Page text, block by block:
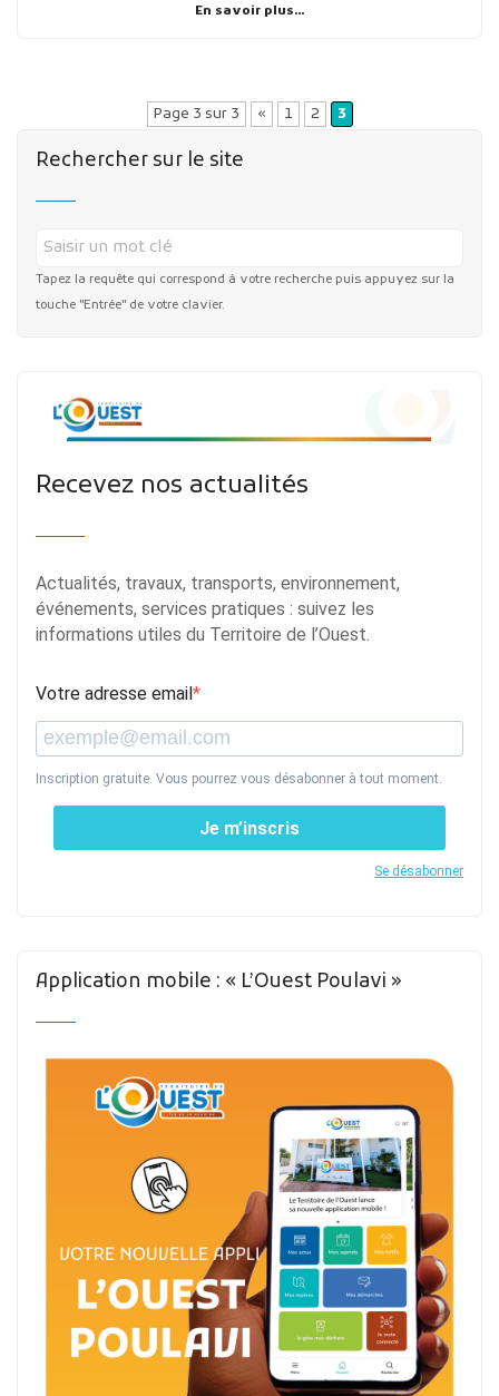
En savoir plus...
Page 3 sur 3 « 1 2 3
Rechercher sur le site
Tapez la requête qui correspond à votre recherche puis appuyez sur la
touche "Entrée" de votre clavier.
Recevez nos actualités
Actualités, travaux, transports, environnement,
événements, services pratiques : suivez les
informations utiles du Territoire de l’Ouest.
Votre adresse email
Inscription gratuite. Vous pourrez vous désabonner à tout moment.
Je m’inscris
Se désabonner
Application mobile : « L’Ouest Poulavi »